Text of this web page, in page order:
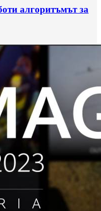
алгоритъмът за